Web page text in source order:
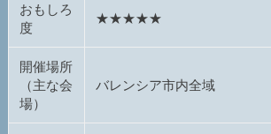
おもしろ
度
★★★★★
開催場所
（主な会
場）
バレンシア市内全域